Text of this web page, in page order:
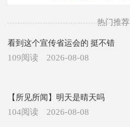
热门推荐
看到这个宣传省运会的 挺不错
109阅读 2026-08-08
【所见所闻】明天是晴天吗
104阅读 2026-08-08